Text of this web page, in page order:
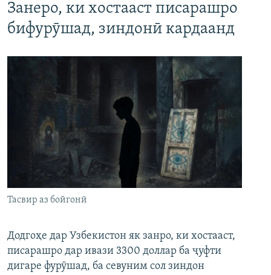
Занеро, ки хостааст писарашро
бифурӯшад, зиндонӣ кардаанд
Тасвир аз бойгонӣ
Додгоҳе дар Узбекистон як занро, ки хостааст,
писарашро дар ивази 3300 доллар ба ҷуфти
дигаре фурӯшад, ба севуним сол зиндон